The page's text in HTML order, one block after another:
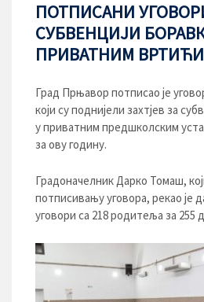
ПОТПИСАНИ
СУБВЕНЦИЈИ
ПРИВАТНИМ
Град Прњавор потписао је
који су поднијели захтјев за
у приватним предшколским
за ову годину.
Градоначелник Дарко Томаш,
потписивању уговора, рекао је
уговори са 218 родитеља за 255